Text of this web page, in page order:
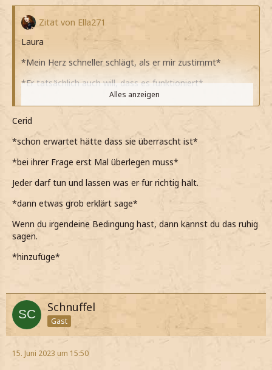
Zitat von Ella271
Laura
*Mein Herz schneller schlägt, als er mir zustimmt*
*Er tatsächlich auch will, dass es funktioniert*
*Bei seinen nächsten Worten allerdings wieder an
Euphorie verliere*
*Nicht sicher bin, worauf er hinaus will*
Will er nun, dass die Beziehung klappt oder will er doch
*Ihn aber mal weiterreden lasse, da er das vielleicht noch
klärt*
*Fragend eine Augenbraue hebe, als er meint, dass mir
auch alles offen halte*
*Da aber auch nicht wirklich viel passiert ist*
*Weshalb nicht ganz weiß, was er sagen will*
*Seine nächste Frage dann wirklich überraschend kommt*
Darüber habe ich noch gar nicht nachgedacht..
Alles anzeigen
Cerid
*schon erwartet hätte dass sie überrascht ist*
*bei ihrer Frage erst Mal überlegen muss*
Jeder darf tun und lassen was er für richtig hält.
*dann etwas grob erklärt sage*
Wenn du irgendeine Bedingung hast, dann kannst du das ruhig
sagen.
*hinzufüge*
Schnuffel
Gast
15. Juni 2023 um 15:50